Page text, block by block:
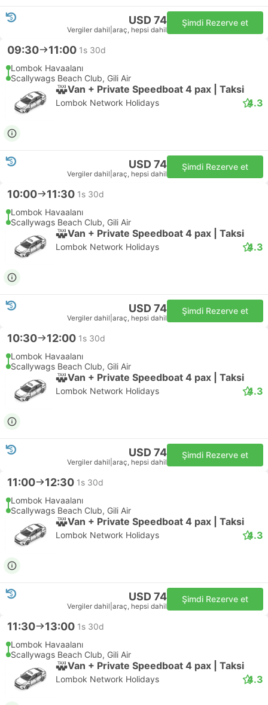
USD 74
Vergiler dahil araç, hepsi dahil
Şimdi Rezerve et
09:30 11:00 1s 30d
Lombok Havaalanı
Scallywags Beach Club, Gili Air
Van + Private Speedboat 4 pax | Taksi
Lombok Network Holidays 4.3
USD 74
Vergiler dahil araç, hepsi dahil
Şimdi Rezerve et
10:00 11:30 1s 30d
Lombok Havaalanı
Scallywags Beach Club, Gili Air
Van + Private Speedboat 4 pax | Taksi
Lombok Network Holidays 4.3
USD 74
Vergiler dahil araç, hepsi dahil
Şimdi Rezerve et
10:30 12:00 1s 30d
Lombok Havaalanı
Scallywags Beach Club, Gili Air
Van + Private Speedboat 4 pax | Taksi
Lombok Network Holidays 4.3
USD 74
Vergiler dahil araç, hepsi dahil
Şimdi Rezerve et
11:00 12:30 1s 30d
Lombok Havaalanı
Scallywags Beach Club, Gili Air
Van + Private Speedboat 4 pax | Taksi
Lombok Network Holidays 4.3
USD 74
Vergiler dahil araç, hepsi dahil
Şimdi Rezerve et
11:30 13:00 1s 30d
Lombok Havaalanı
Scallywags Beach Club, Gili Air
Van + Private Speedboat 4 pax | Taksi
Lombok Network Holidays 4.3